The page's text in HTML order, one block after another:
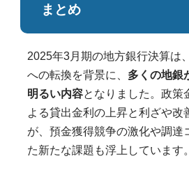
まとめ
2025年3月期の地方銀行決算は
への転換を背景に、 多くの地銀
明るい内容となりました。政策
よる貸出金利の上昇と利ざや改
が、預金獲得競争の激化や調達
た新たな課題も浮上しています。